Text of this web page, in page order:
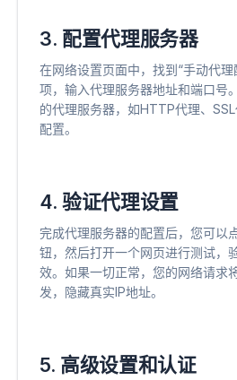
3. 配置代理服务器
在网络设置页面中，找到“手动代理
项，输入代理服务器地址和端口号
的代理服务器，如HTTP代理、
配置。
4. 验证代理设置
完成代理服务器的配置后，您可以
钮，然后打开一个网页进行测试，
效。如果一切正常，您的网络请求
发，隐藏真实IP地址。
5. 高级设置和认证